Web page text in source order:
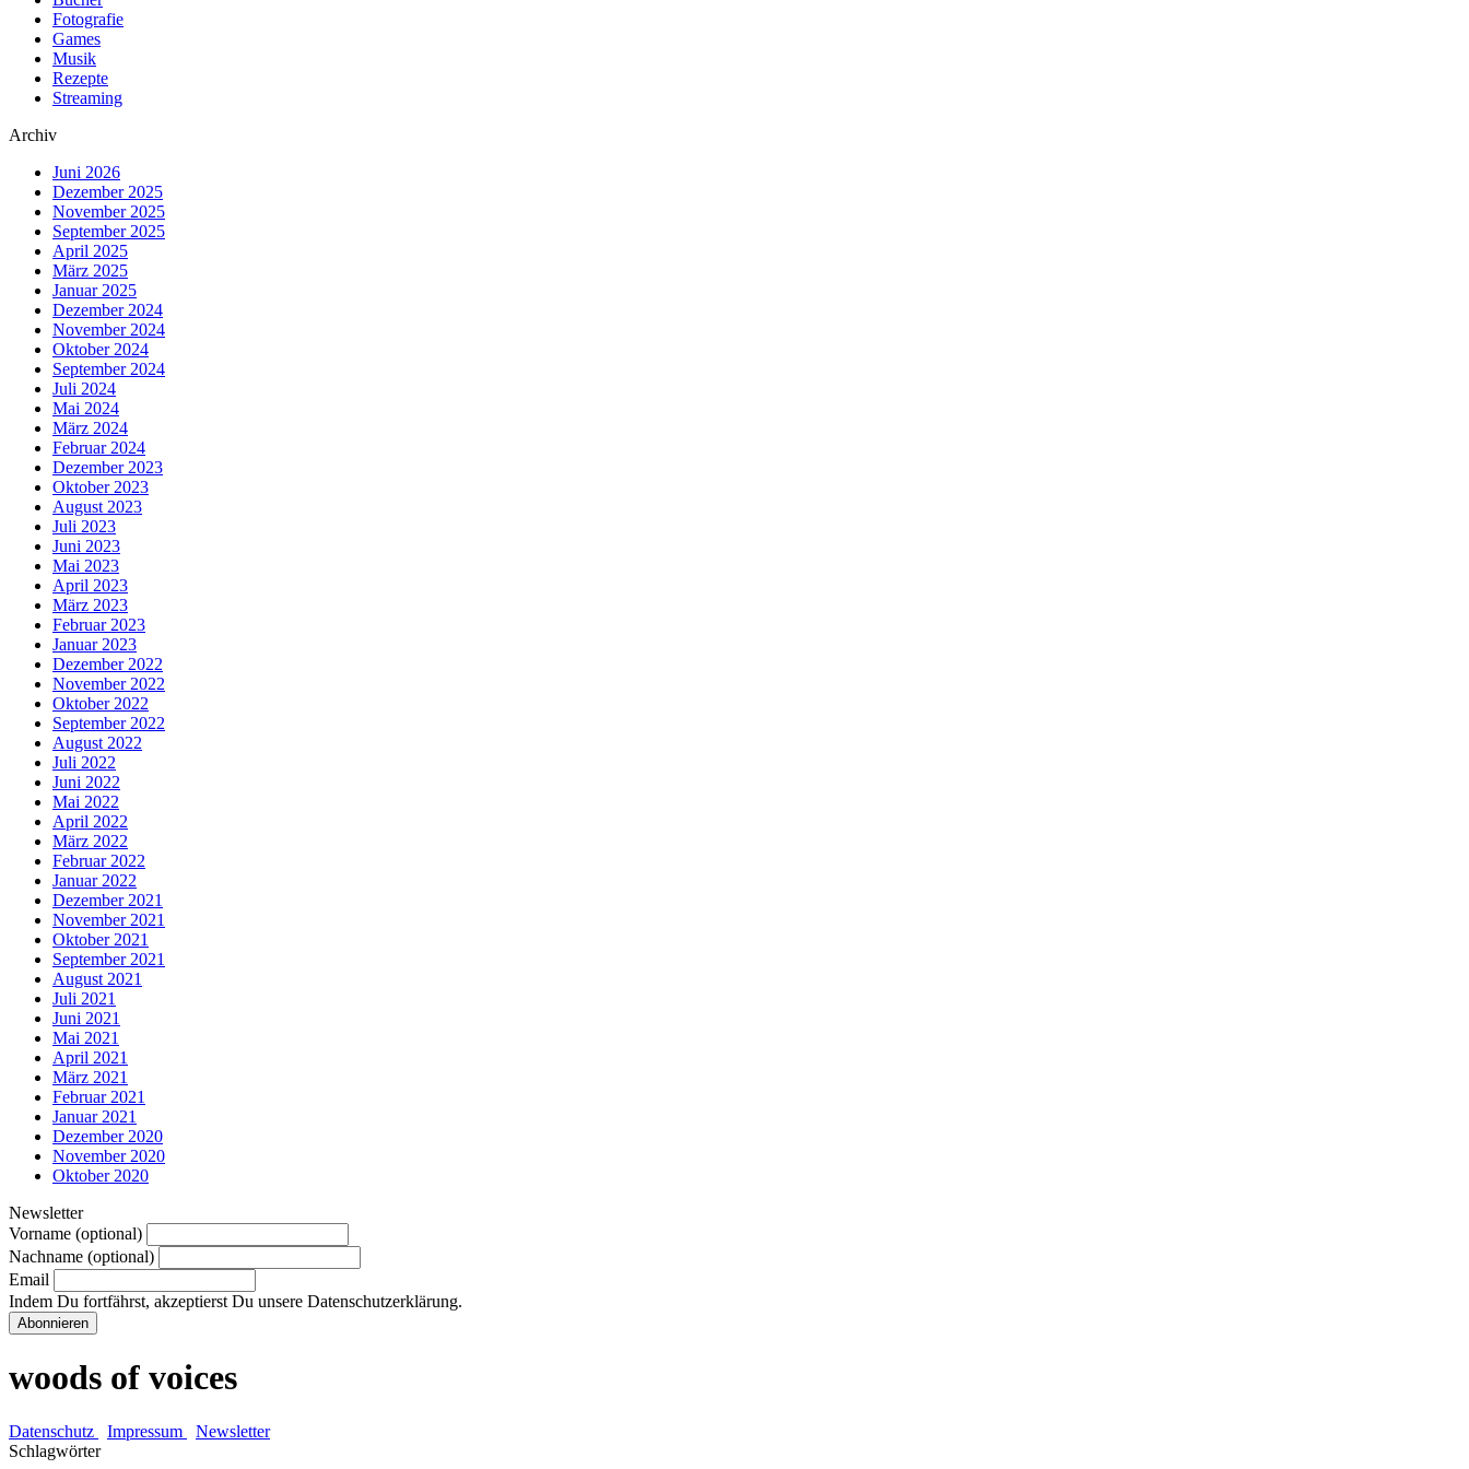
Fotografie
Games
Musik
Rezepte
Streaming
Archiv
Juni 2026
Dezember 2025
November 2025
September 2025
April 2025
März 2025
Januar 2025
Dezember 2024
November 2024
Oktober 2024
September 2024
Juli 2024
Mai 2024
März 2024
Februar 2024
Dezember 2023
Oktober 2023
August 2023
Juli 2023
Juni 2023
Mai 2023
April 2023
März 2023
Februar 2023
Januar 2023
Dezember 2022
November 2022
Oktober 2022
September 2022
August 2022
Juli 2022
Juni 2022
Mai 2022
April 2022
März 2022
Februar 2022
Januar 2022
Dezember 2021
November 2021
Oktober 2021
September 2021
August 2021
Juli 2021
Juni 2021
Mai 2021
April 2021
März 2021
Februar 2021
Januar 2021
Dezember 2020
November 2020
Oktober 2020
Newsletter
Vorname (optional)
Nachname (optional)
Email
Indem Du fortfährst, akzeptierst Du unsere Datenschutzerklärung.
woods of voices
Datenschutz Impressum
Newsletter
Schlagwörter